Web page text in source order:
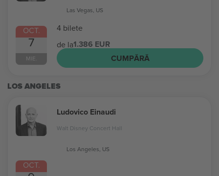
OCT.
7
MIE.
Las Vegas, US
4 bilete
de la1.386 EUR
CUMPĂRĂ
LOS ANGELES
OCT.
Ludovico Einaudi
Walt Disney Concert Hall
Los Angeles, US